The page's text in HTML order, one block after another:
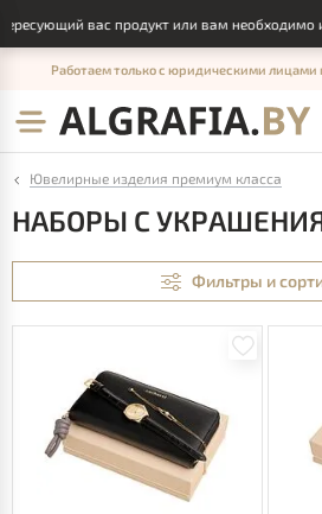
вас продукт или вам необходимо
Работаем только с юридическими лицами
Ювелирные изделия премиум класса
НАБОРЫ С
Фильтры и